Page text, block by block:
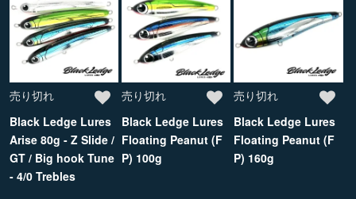
売り切れ
Black Ledge Lures
Arise 80g - Z Slide /
GT / Big hook Tune
- 4/0 Trebles
売り切れ
Black Ledge Lures
Floating Peanut (F
P) 100g
売り切れ
Black Ledge Lures
Floating Peanut (F
P) 160g